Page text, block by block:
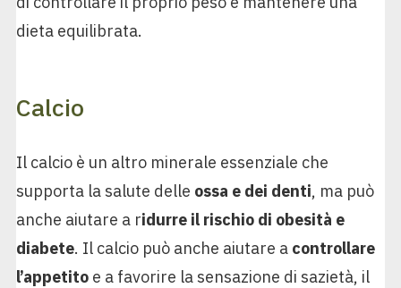
dieta equilibrata.
Calcio
Il calcio è un altro minerale essenziale che
supporta la salute delle ossa e dei denti, ma può
anche aiutare a ridurre il rischio di obesità e
diabete. Il calcio può anche aiutare a controllare
l’appetitoe a favorire la sensazione di sazietà, il